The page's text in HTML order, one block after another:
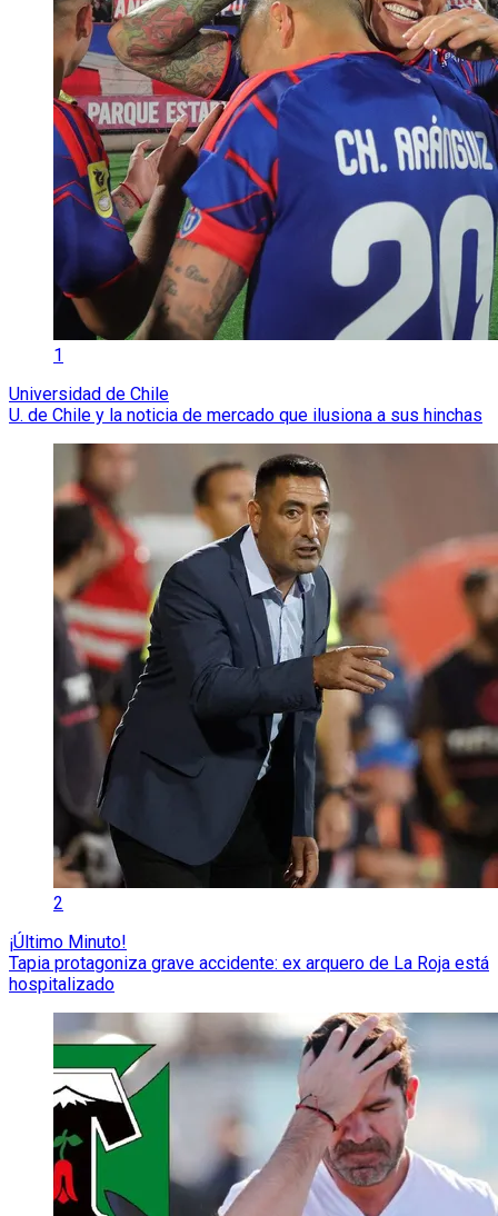
1
Universidad de Chile
U. de Chile y la noticia de mercado que ilusiona a sus hinchas
2
¡Último Minuto!
Tapia protagoniza grave accidente: ex arquero de La Roja está
hospitalizado